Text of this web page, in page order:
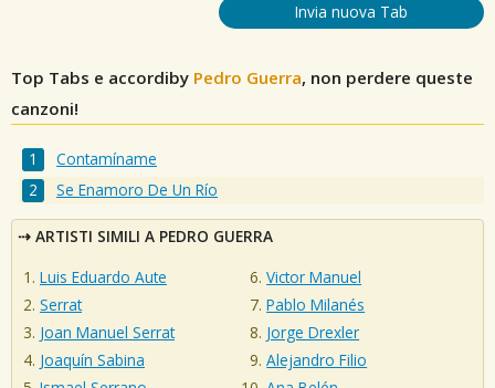
Invia nuova Tab
Top Tabs e accordiby Pedro Guerra, non perdere queste
canzoni!
Contamíname
Se Enamoro De Un Río
ARTISTI SIMILI A PEDRO GUERRA
Luis Eduardo Aute
Serrat
Joan Manuel Serrat
Joaquín Sabina
Victor Manuel
Pablo Milanés
Jorge Drexler
Alejandro Filio